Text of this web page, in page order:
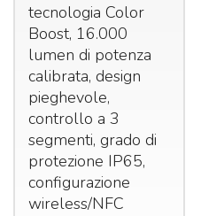
tecnologia Color
Boost, 16.000
lumen di potenza
calibrata, design
pieghevole,
controllo a 3
segmenti, grado di
protezione IP65,
configurazione
wireless/NFC